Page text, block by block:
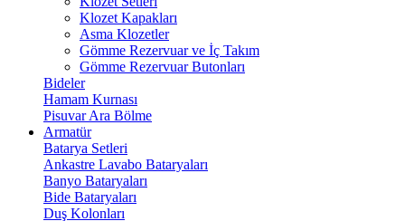
Klozet Kapakları
Asma Klozetler
Gömme Rezervuar ve İç Takım
Gömme Rezervuar Butonları
Bideler
Hamam Kurnası
Pisuvar Ara Bölme
Armatür
Batarya Setleri
Ankastre Lavabo Bataryaları
Banyo Bataryaları
Bide Bataryaları
Duş Kolonları